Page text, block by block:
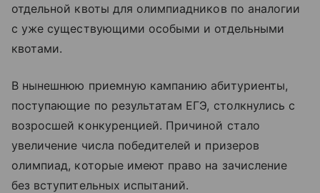
отдельной квоты для олимпиадников по аналогии
с уже существующими особыми и отдельными
квотами.
В нынешнюю приемную кампанию абитуриенты,
поступающие по результатам ЕГЭ, столкнулись с
возросшей конкуренцией. Причиной стало
увеличение числа победителей и призеров
олимпиад, которые имеют право на зачисление
без вступительных испытаний.